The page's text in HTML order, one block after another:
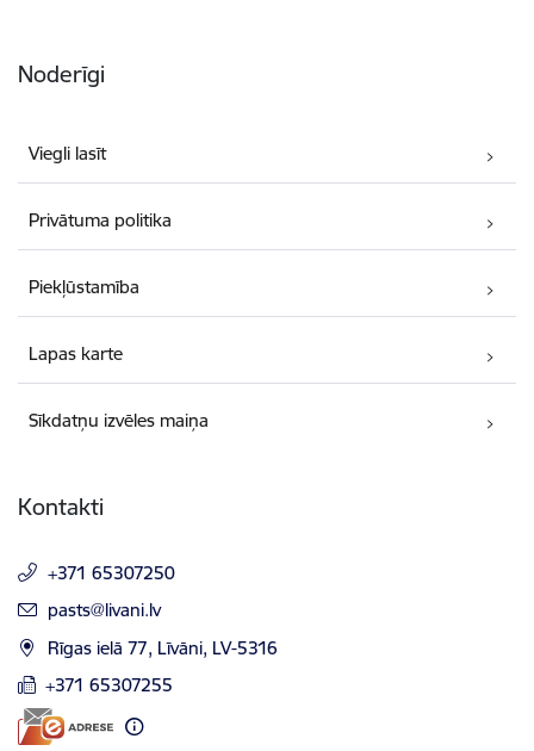
Noderīgi
Viegli lasīt
Privātuma politika
Piekļūstamība
Lapas karte
Sīkdatņu izvēles maiņa
Kontakti
+371 65307250
E-pasts:
pasts@livani.lv
Rīgas ielā 77, Līvāni, LV-5316
+371 65307255